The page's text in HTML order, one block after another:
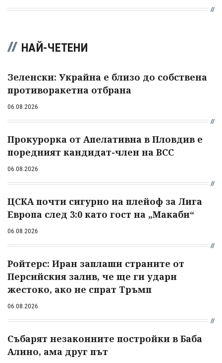
НАЙ-ЧЕТЕНИ
Зеленски: Украйна е близо до собствена
противоракетна отбрана
06.08.2026
Прокурорка от Апелативна в Пловдив е
поредният кандидат-член на ВСС
06.08.2026
ЦСКА почти сигурно на плейоф за Лига
Европа след 3:0 като гост на „Макаби“
06.08.2026
Ройтерс: Иран заплаши страните от
Персийския залив, че ще ги удари
жестоко, ако не спрат Тръмп
06.08.2026
Събарят незаконните постройки в Баба
Алино, ама друг път